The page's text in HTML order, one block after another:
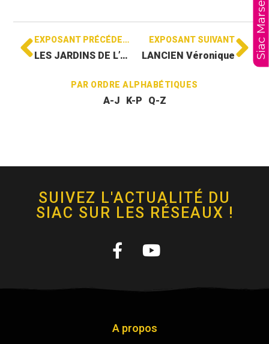
EXPOSANT PRÉCÉDENT
LES JARDINS DE L’ANGE
EXPOSANT SUIVANT
LANCIEN Véronique
PAR ORDRE ALPHABÉTIQUES
A-J K-P Q-Z
SUIVEZ L'ACTUALITÉ DU
SIAC SUR LES RÉSEAUX !
A propos
Siac Marseille